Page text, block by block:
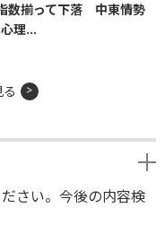
数揃って下落 中東情勢
理...
さい。今後の内容検